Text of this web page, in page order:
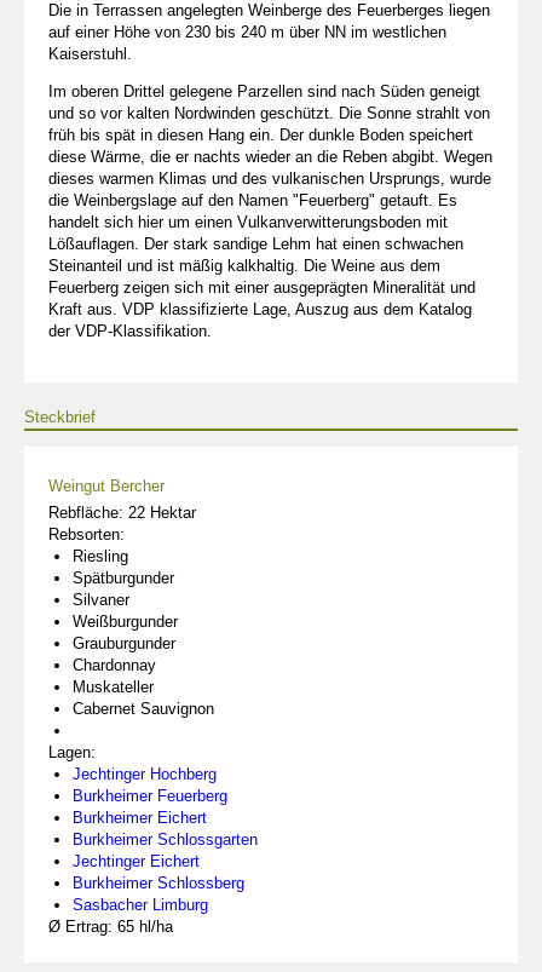
Die in Terrassen angelegten Weinberge des Feuerberges liegen
auf einer Höhe von 230 bis 240 m über NN im westlichen
Kaiserstuhl.
Im oberen Drittel gelegene Parzellen sind nach Süden geneigt
und so vor kalten Nordwinden geschützt. Die Sonne strahlt von
früh bis spät in diesen Hang ein. Der dunkle Boden speichert
diese Wärme, die er nachts wieder an die Reben abgibt. Wegen
dieses warmen Klimas und des vulkanischen Ursprungs, wurde
die Weinbergslage auf den Namen "Feuerberg" getauft. Es
handelt sich hier um einen Vulkanverwitterungsboden mit
Lößauflagen. Der stark sandige Lehm hat einen schwachen
Steinanteil und ist mäßig kalkhaltig. Die Weine aus dem
Feuerberg zeigen sich mit einer ausgeprägten Mineralität und
Kraft aus. VDP klassifizierte Lage, Auszug aus dem Katalog
der VDP-Klassifikation.
Steckbrief
Weingut Bercher
Rebfläche: 22 Hektar
Rebsorten:
Riesling
Spätburgunder
Silvaner
Weißburgunder
Grauburgunder
Chardonnay
Muskateller
Cabernet Sauvignon
Lagen:
Jechtinger Hochberg
Burkheimer Feuerberg
Burkheimer Eichert
Burkheimer Schlossgarten
Jechtinger Eichert
Burkheimer Schlossberg
Sasbacher Limburg
Ø Ertrag: 65 hl/ha